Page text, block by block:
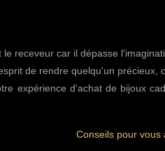
receveur car il dépasse
de rendre quelqu'un précieux,
expérience d'achat de bijoux
Conseils pour vous